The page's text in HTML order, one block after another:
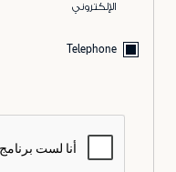
الإلكتروني
Telephone